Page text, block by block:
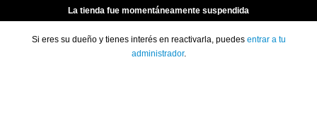
La tienda fue momentáneamente suspendida
Si eres su dueño y tienes interés en reactivarla, puedes entrar a tu
administrador.